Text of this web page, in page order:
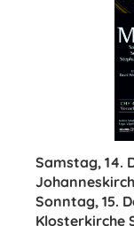
Samstag, 14.
Sonntag, 15.
Klosterkirche